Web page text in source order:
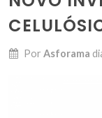
Por Asforama